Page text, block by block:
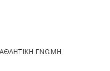
ΑΘΛΗΤΙΚΗ ΓΝΩΜΗ